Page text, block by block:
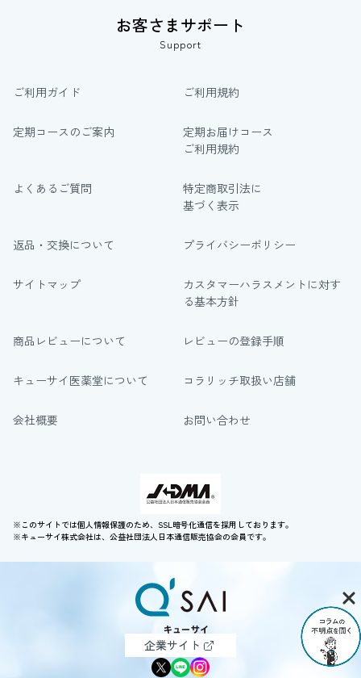
お客さまサポート
Support
ご利用ガイド ご利用規約
定期コースのご案内
定期お届けコース
ご利用規約
よくあるご質問
特定商取引法に
基づく表示
返品・交換について プライバシーポリシー
サイトマップ
カスタマーハラスメントに対す
る基本方針
商品レビューについて レビューの登録手順
キューサイ医薬堂について コラリッチ取扱い店舗
会社概要 お問い合わせ
※このサイトでは個人情報保護のため、SSL暗号化通信を採用しております。
※キューサイ株式会社は、公益社団法人日本通信販売協会の会員です。
企業サイト